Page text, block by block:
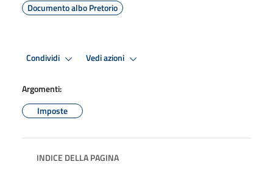
Documento albo Pretorio
Condividi Vedi azioni
Argomenti:
Imposte
INDICE DELLA PAGINA